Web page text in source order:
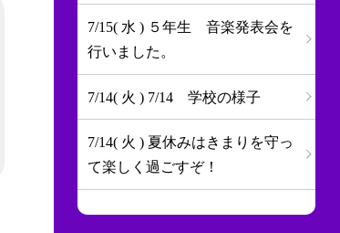
7/15( 水 ) ５年生 音楽発表会を
行いました。
7/14( 火 ) 7/14 学校の様子
7/14( 火 ) 夏休みはきまりを守っ
て楽しく過ごすぞ！